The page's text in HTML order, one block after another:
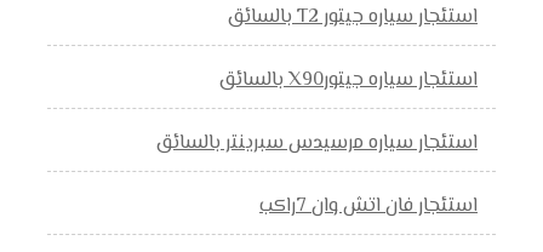
استئجار سياره جيتور T2 بالسائق
استئجار سياره جيتورX90 بالسائق
استئجار سياره مرسيدس سبرينتر بالسائق
استئجار فان اتش وان 7راكب